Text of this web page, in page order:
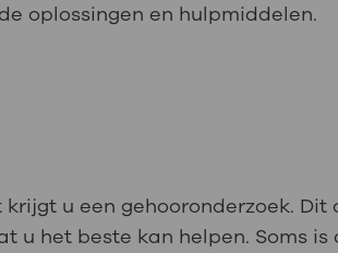
oplossingen en hulpmiddelen.
u een gehooronderzoek.
u het beste kan helpen. Soms